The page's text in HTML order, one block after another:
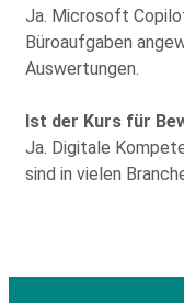
Ja. Microsoft
Büroaufgaben
Auswertungen.
Ist der Kurs für
Ja. Digitale
sind in vielen